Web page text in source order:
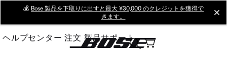
Main
💰 Bose 製品を下取りに出すと最大 ¥30,000 のクレジットを獲得で
きます。
ヘルプセンター 注文 製品サポート